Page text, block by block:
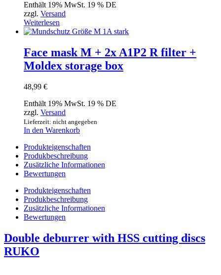
Enthält 19% MwSt. 19 % DE
zzgl. Versand
Weiterlesen
Face mask M + 2x A1P2 R filter +
Moldex storage box
48,99 €
Enthält 19% MwSt. 19 % DE
zzgl. Versand
Lieferzeit: nicht angegeben
In den Warenkorb
Produkteigenschaften
Produkbeschreibung
Zusätzliche Informationen
Bewertungen
Produkteigenschaften
Produkbeschreibung
Zusätzliche Informationen
Bewertungen
Double deburrer with HSS cutting discs
RUKO